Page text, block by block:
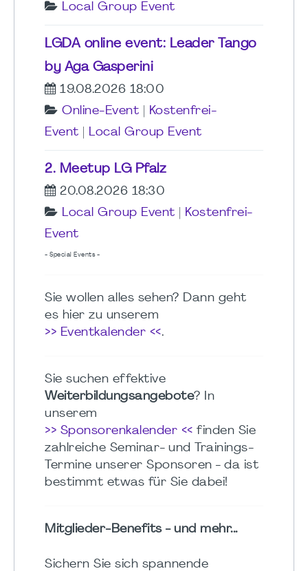
Local Group Event
LGDA online event: Leader Tango
by Aga Gasperini
19.08.2026 18:00
Online-Event
Kostenfrei-
Event
Local Group Event
2. Meetup LG Pfalz
20.08.2026 18:30
Local Group Event
Kostenfrei-
Event
- Special Events -
Sie wollen alles sehen? Dann geht
es hier zu unserem
>> Eventkalender <<.
Sie suchen effektive
Weiterbildungsangebote? In
unserem
>> Sponsorenkalender << finden Sie
zahlreiche Seminar- und Trainings-
Termine unserer Sponsoren - da ist
bestimmt etwas für Sie dabei!
Mitglieder-Benefits - und mehr...
Sichern Sie sich spannende